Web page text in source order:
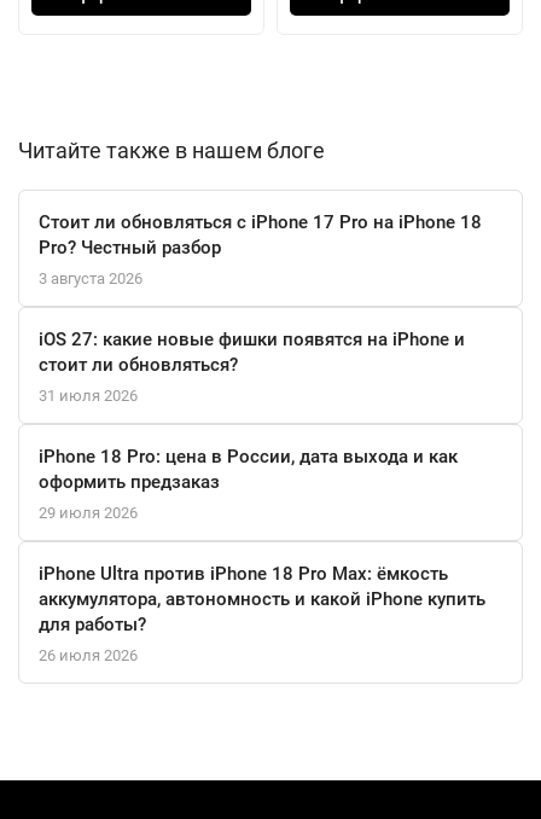
профессиональное качество снимков и видео вплоть до 4K.
голосового помощника Siri интегрируют планшет в вашу
цифровую экосистему.
Читайте также в нашем блоге
Стоит ли обновляться с iPhone 17 Pro на iPhone 18
Pro? Честный разбор
3 августа 2026
iOS 27: какие новые фишки появятся на iPhone и
стоит ли обновляться?
31 июля 2026
iPhone 18 Pro: цена в России, дата выхода и как
оформить предзаказ
29 июля 2026
iPhone Ultra против iPhone 18 Pro Max: ёмкость
аккумулятора, автономность и какой iPhone купить
для работы?
26 июля 2026